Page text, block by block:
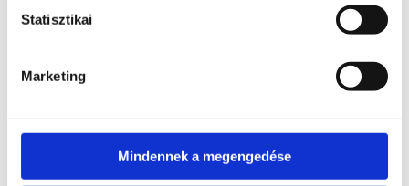
Statisztikai
Marketing
Mindennek a megengedése